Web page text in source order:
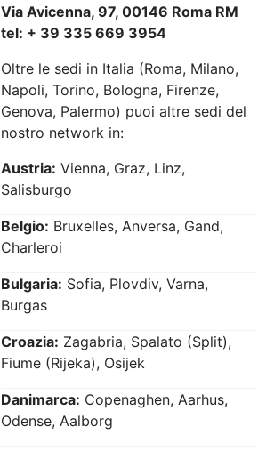
Via Avicenna, 97, 00146 Roma RM
tel: + 39 335 669 3954
Oltre le sedi in Italia (Roma, Milano,
Napoli, Torino, Bologna, Firenze,
Genova, Palermo) puoi altre sedi del
nostro network in:
Austria: Vienna, Graz, Linz,
Salisburgo
Belgio: Bruxelles, Anversa, Gand,
Charleroi
Bulgaria: Sofia, Plovdiv, Varna,
Burgas
Croazia: Zagabria, Spalato (Split),
Fiume (Rijeka), Osijek
Danimarca: Copenaghen, Aarhus,
Odense, Aalborg